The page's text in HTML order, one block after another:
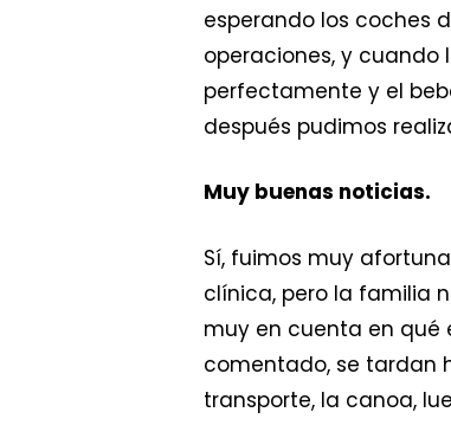
esperando los coches
operaciones, y cuando
perfectamente y el
después pudimos
Muy buenas noticias.
Sí, fuimos muy
clínica, pero la familia
muy en cuenta en qué
comentado, se tardan
transporte, la canoa,